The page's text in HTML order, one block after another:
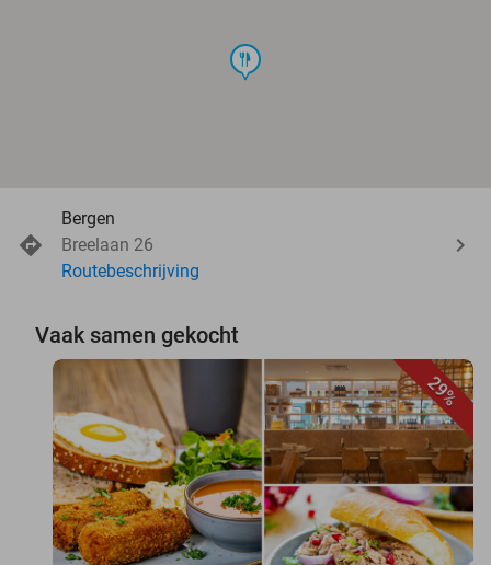
food
Bergen
Breelaan 26
Routebeschrijving
Vaak samen gekocht
29%